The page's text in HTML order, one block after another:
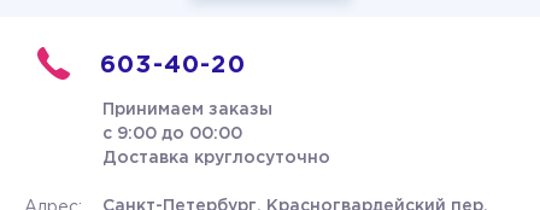
603-40-20
Принимаем заказы
с 9:00 до 00:00
Доставка круглосуточно
Санкт-Петербург, Красногвардейский пер.